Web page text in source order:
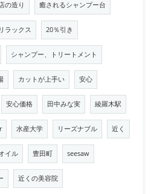
の造り 癒されるシャンプー台
リラックス 20％引き
シャンプー、トリートメント
カットが上手い 安心
安心価格 田中みな実 綾羅木駅
水産大学 リーズナブル 近く
イル 豊田町 seesaw
近くの美容院